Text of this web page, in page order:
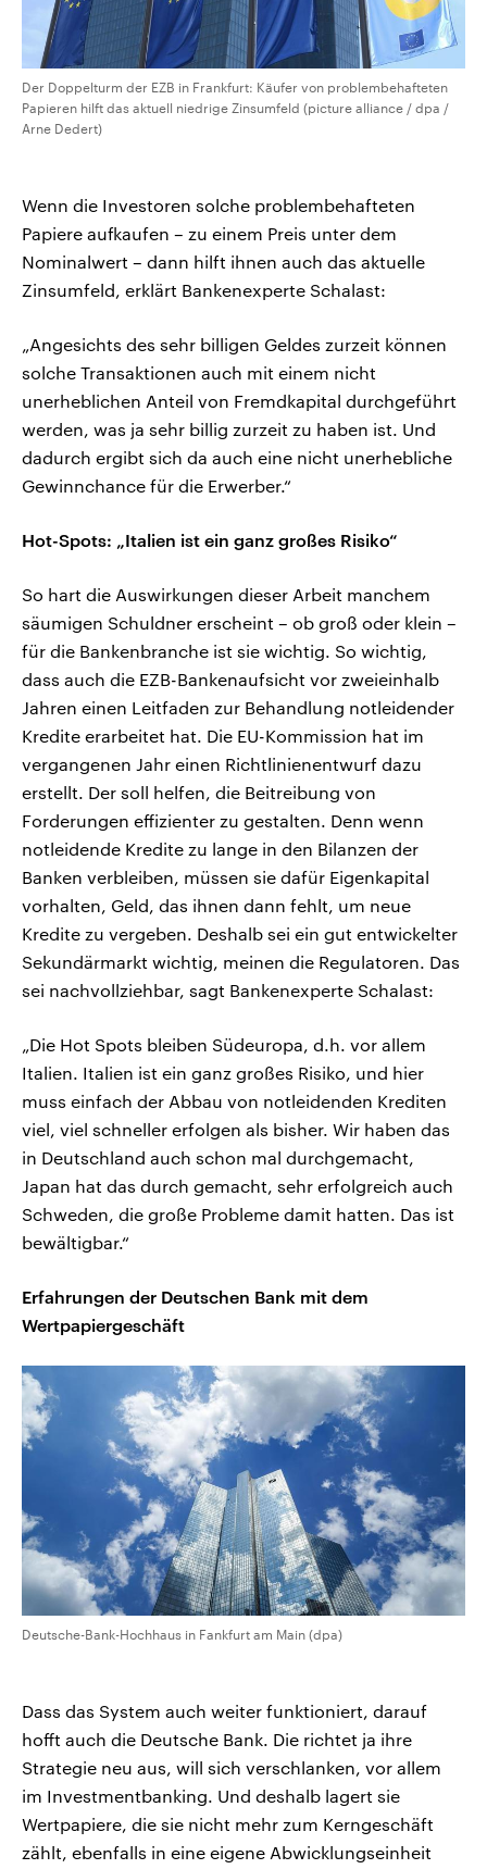
Der Doppelturm der EZB in Frankfurt: Käufer von problembehafteten
Papieren hilft das aktuell niedrige Zinsumfeld (picture alliance / dpa /
Arne Dedert)
Wenn die Investoren solche problembehafteten
Papiere aufkaufen – zu einem Preis unter dem
Nominalwert – dann hilft ihnen auch das aktuelle
Zinsumfeld, erklärt Bankenexperte Schalast:
„Angesichts des sehr billigen Geldes zurzeit können
solche Transaktionen auch mit einem nicht
unerheblichen Anteil von Fremdkapital durchgeführt
werden, was ja sehr billig zurzeit zu haben ist. Und
dadurch ergibt sich da auch eine nicht unerhebliche
Gewinnchance für die Erwerber.“
Hot-Spots: „Italien ist ein ganz großes Risiko“
So hart die Auswirkungen dieser Arbeit manchem
säumigen Schuldner erscheint – ob groß oder klein –
für die Bankenbranche ist sie wichtig. So wichtig,
dass auch die EZB-Bankenaufsicht vor zweieinhalb
Jahren einen Leitfaden zur Behandlung notleidender
Kredite erarbeitet hat. Die EU-Kommission hat im
vergangenen Jahr einen Richtlinienentwurf dazu
erstellt. Der soll helfen, die Beitreibung von
Forderungen effizienter zu gestalten. Denn wenn
notleidende Kredite zu lange in den Bilanzen der
Banken verbleiben, müssen sie dafür Eigenkapital
vorhalten, Geld, das ihnen dann fehlt, um neue
Kredite zu vergeben. Deshalb sei ein gut entwickelter
Sekundärmarkt wichtig, meinen die Regulatoren. Das
sei nachvollziehbar, sagt Bankenexperte Schalast:
„Die Hot Spots bleiben Südeuropa, d.h. vor allem
Italien. Italien ist ein ganz großes Risiko, und hier
muss einfach der Abbau von notleidenden Krediten
viel, viel schneller erfolgen als bisher. Wir haben das
in Deutschland auch schon mal durchgemacht,
Japan hat das durch gemacht, sehr erfolgreich auch
Schweden, die große Probleme damit hatten. Das ist
bewältigbar.“
Erfahrungen der Deutschen Bank mit dem
Wertpapiergeschäft
Deutsche-Bank-Hochhaus in Fankfurt am Main (dpa)
Dass das System auch weiter funktioniert, darauf
hofft auch die Deutsche Bank. Die richtet ja ihre
Strategie neu aus, will sich verschlanken, vor allem
im Investmentbanking. Und deshalb lagert sie
Wertpapiere, die sie nicht mehr zum Kerngeschäft
zählt, ebenfalls in eine eigene Abwicklungseinheit